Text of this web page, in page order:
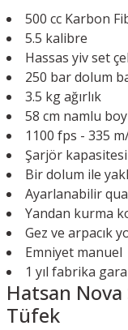
500 cc Karbon
5.5 kalibre
Hassas yiv set
250 bar dolum
3.5 kg ağırlık
58 cm namlu
1100 fps - 335 m/
Şarjör
Bir dolum ile
Ayarlanabilir
Yandan kurma
Gez ve arpacık
Emniyet manuel
1 yıl fabrika
Hatsan Nova
Tüfek